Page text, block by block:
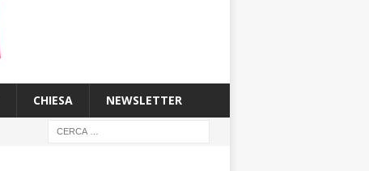
CHIESA NEWSLETTER